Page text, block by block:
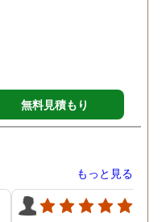
無料見積もり
もっと見る